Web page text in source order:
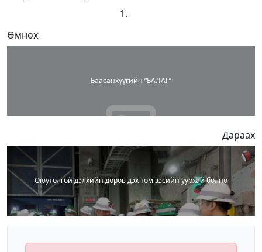
Өмнөх
Баасанхүүгийн “БАЛАГ”
Дараах
Оюутолгой дэлхийн дөрөв дэх том зэсийн уурхай болно